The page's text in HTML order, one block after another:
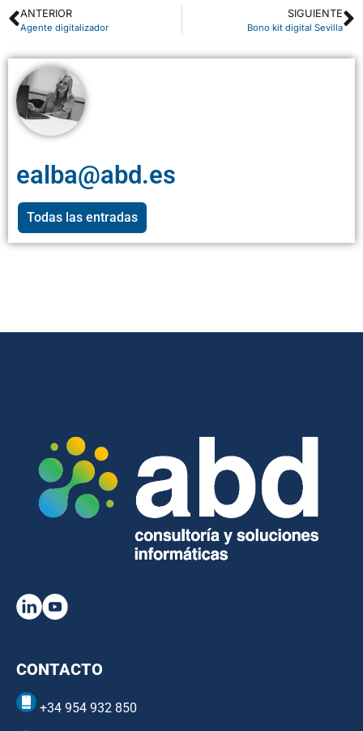
ANTERIOR
Agente digitalizador
SIGUIENTE
Bono kit digital Sevilla
ealba@abd.es
Todas las entradas
CONTACTO
+34 954 932 850